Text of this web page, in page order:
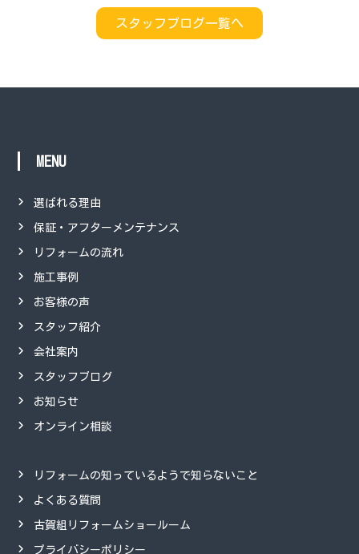
スタッフブログ一覧へ
MENU
選ばれる理由
保証・アフターメンテナンス
リフォームの流れ
施工事例
お客様の声
スタッフ紹介
会社案内
スタッフブログ
お知らせ
オンライン相談
リフォームの知っているようで知らないこと
よくある質問
古賀組リフォームショールーム
プライバシーポリシー